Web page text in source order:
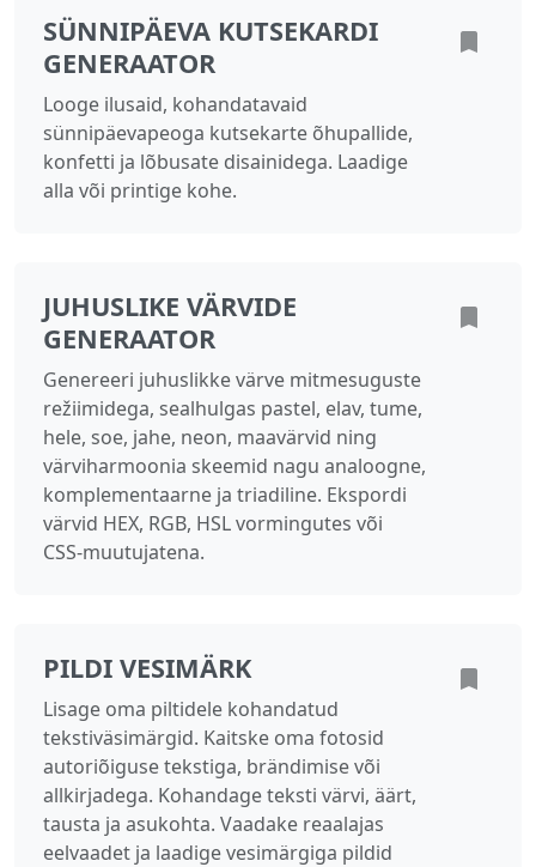
SÜNNIPÄEVA KUTSEKARDI
GENERAATOR
Looge ilusaid, kohandatavaid
sünnipäevapeoga kutsekarte õhupallide,
konfetti ja lõbusate disainidega. Laadige
alla või printige kohe.
JUHUSLIKE VÄRVIDE
GENERAATOR
Genereeri juhuslikke värve mitmesuguste
režiimidega, sealhulgas pastel, elav, tume,
hele, soe, jahe, neon, maavärvid ning
värviharmoonia skeemid nagu analoogne,
komplementaarne ja triadiline. Ekspordi
värvid HEX, RGB, HSL vormingutes või
CSS‑muutujatena.
PILDI VESIMÄRK
Lisage oma piltidele kohandatud
tekstiväsimärgid. Kaitske oma fotosid
autoriõiguse tekstiga, brändimise või
allkirjadega. Kohandage teksti värvi, äärt,
tausta ja asukohta. Vaadake reaalajas
eelvaadet ja laadige vesimärgiga pildid